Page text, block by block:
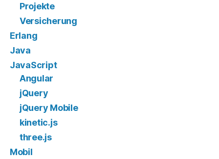
Projekte
Versicherung
Erlang
Java
JavaScript
Angular
jQuery
jQuery Mobile
kinetic.js
three.js
Mobil